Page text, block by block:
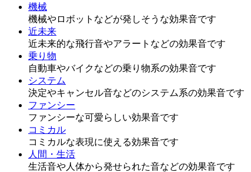
機械
機械やロボットなどが発しそうな効果音です
近未来
近未来的な飛行音やアラートなどの効果音です
乗り物
自動車やバイクなどの乗り物系の効果音です
システム
決定やキャンセル音などのシステム系の効果音です
ファンシー
ファンシーな可愛らしい効果音です
コミカル
コミカルな表現に使える効果音です
人間・生活
生活音や人体から発せられた音などの効果音です